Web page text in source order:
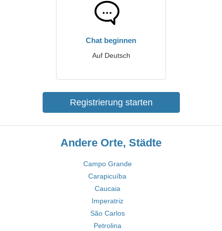
Chat beginnen
Auf Deutsch
Registrierung starten
Andere Orte, Städte
Campo Grande
Carapicuíba
Caucaia
Imperatriz
São Carlos
Petrolina